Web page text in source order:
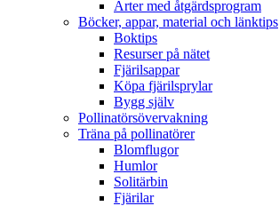
Arter med åtgärdsprogram
Böcker, appar, material och länktips
Boktips
Resurser på nätet
Fjärilsappar
Köpa fjärilsprylar
Bygg själv
Pollinatörsövervakning
Träna på pollinatörer
Blomflugor
Humlor
Solitärbin
Fjärilar